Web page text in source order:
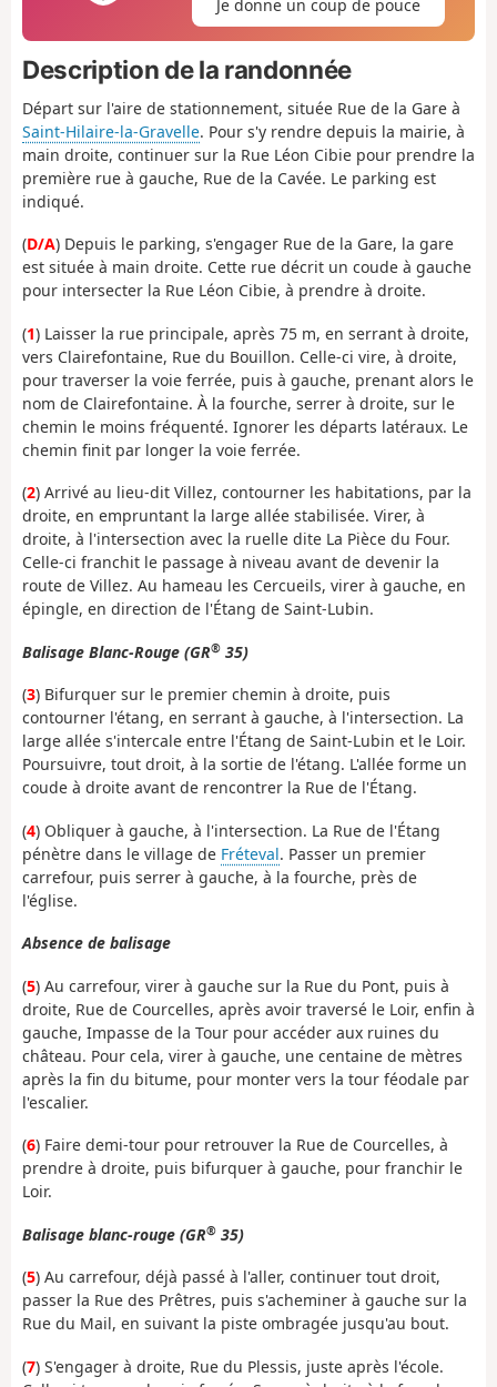
Je donne un coup de pouce
Description de la randonnée
Départ sur l'aire de stationnement, située Rue de la Gare à
Saint-Hilaire-la-Gravelle. Pour s'y rendre depuis la mairie, à
main droite, continuer sur la Rue Léon Cibie pour prendre la
première rue à gauche, Rue de la Cavée. Le parking est
indiqué.
(D/A) Depuis le parking, s'engager Rue de la Gare, la gare
est située à main droite. Cette rue décrit un coude à gauche
pour intersecter la Rue Léon Cibie, à prendre à droite.
(1) Laisser la rue principale, après 75 m, en serrant à droite,
vers Clairefontaine, Rue du Bouillon. Celle-ci vire, à droite,
pour traverser la voie ferrée, puis à gauche, prenant alors le
nom de Clairefontaine. À la fourche, serrer à droite, sur le
chemin le moins fréquenté. Ignorer les départs latéraux. Le
chemin finit par longer la voie ferrée.
(2) Arrivé au lieu-dit Villez, contourner les habitations, par la
droite, en empruntant la large allée stabilisée. Virer, à
droite, à l'intersection avec la ruelle dite La Pièce du Four.
Celle-ci franchit le passage à niveau avant de devenir la
route de Villez. Au hameau les Cercueils, virer à gauche, en
épingle, en direction de l'Étang de Saint-Lubin.
Balisage Blanc-Rouge (GR® 35)
(3) Bifurquer sur le premier chemin à droite, puis
contourner l'étang, en serrant à gauche, à l'intersection. La
large allée s'intercale entre l'Étang de Saint-Lubin et le Loir.
Poursuivre, tout droit, à la sortie de l'étang. L'allée forme un
coude à droite avant de rencontrer la Rue de l'Étang.
(4) Obliquer à gauche, à l'intersection. La Rue de l'Étang
pénètre dans le village de Fréteval. Passer un premier
carrefour, puis serrer à gauche, à la fourche, près de
l'église.
Absence de balisage
(5) Au carrefour, virer à gauche sur la Rue du Pont, puis à
droite, Rue de Courcelles, après avoir traversé le Loir, enfin à
gauche, Impasse de la Tour pour accéder aux ruines du
château. Pour cela, virer à gauche, une centaine de mètres
après la fin du bitume, pour monter vers la tour féodale par
l'escalier.
(6) Faire demi-tour pour retrouver la Rue de Courcelles, à
prendre à droite, puis bifurquer à gauche, pour franchir le
Loir.
Balisage blanc-rouge (GR® 35)
(5) Au carrefour, déjà passé à l'aller, continuer tout droit,
passer la Rue des Prêtres, puis s'acheminer à gauche sur la
Rue du Mail, en suivant la piste ombragée jusqu'au bout.
(7) S'engager à droite, Rue du Plessis, juste après l'école.